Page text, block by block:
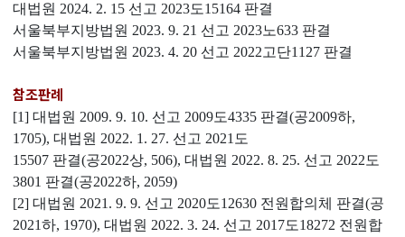
대법원 2024. 2. 15 선고 2023도15164 판결
서울북부지방법원 2023. 9. 21 선고 2023노633 판결
서울북부지방법원 2023. 4. 20 선고 2022고단1127 판결
참조판례
[1] 대법원 2009. 9. 10. 선고 2009도4335 판결(공2009하,
1705), 대법원 2022. 1. 27. 선고 2021도
15507 판결(공2022상, 506), 대법원 2022. 8. 25. 선고 2022도
3801 판결(공2022하, 2059)
[2] 대법원 2021. 9. 9. 선고 2020도12630 전원합의체 판결(공
2021하, 1970), 대법원 2022. 3. 24. 선고 2017도18272 전원합